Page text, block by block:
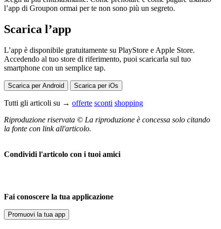
l’app di Groupon ormai per te non sono più un segreto.
Scarica l’app
L’app è disponibile gratuitamente su PlayStore e Apple Store.
Accedendo al tuo store di riferimento, puoi scaricarla sul tuo
smartphone con un semplice tap.
Scarica per Android Scarica per iOs
Tutti gli articoli su → offerte sconti shopping
Riproduzione riservata © La riproduzione è concessa solo citando
la fonte con link all'articolo.
Condividi l'articolo con i tuoi amici
Fai conoscere la tua applicazione
Promuovi la tua app